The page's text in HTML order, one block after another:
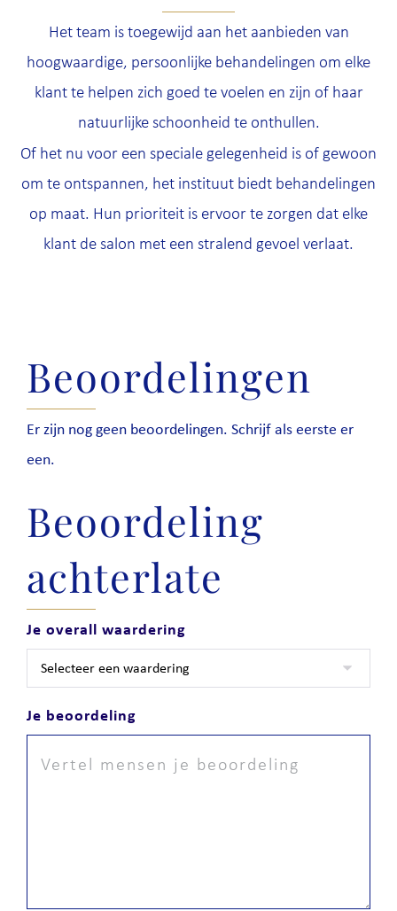
Het team is toegewijd aan het aanbieden van
hoogwaardige, persoonlijke behandelingen om elke
klant te helpen zich goed te voelen en zijn of haar
natuurlijke schoonheid te onthullen.
Of het nu voor een speciale gelegenheid is of gewoon
om te ontspannen, het instituut biedt behandelingen
op maat. Hun prioriteit is ervoor te zorgen dat elke
klant de salon met een stralend gevoel verlaat.
Beoordelingen
Er zijn nog geen beoordelingen. Schrijf als eerste er
een.
Beoordeling
achterlate
Je overall waardering
Je beoordeling